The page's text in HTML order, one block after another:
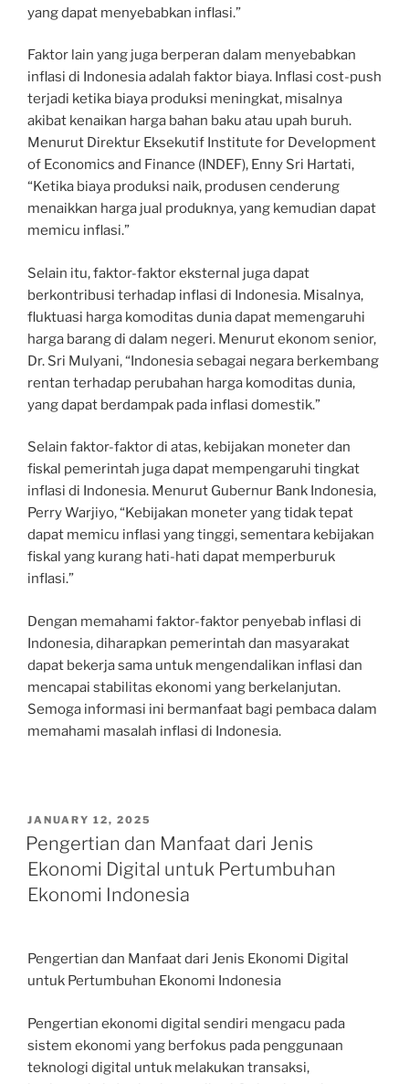
yang dapat menyebabkan inflasi.”
Faktor lain yang juga berperan dalam menyebabkan
inflasi di Indonesia adalah faktor biaya. Inflasi cost-push
terjadi ketika biaya produksi meningkat, misalnya
akibat kenaikan harga bahan baku atau upah buruh.
Menurut Direktur Eksekutif Institute for Development
of Economics and Finance (INDEF), Enny Sri Hartati,
“Ketika biaya produksi naik, produsen cenderung
menaikkan harga jual produknya, yang kemudian dapat
memicu inflasi.”
Selain itu, faktor-faktor eksternal juga dapat
berkontribusi terhadap inflasi di Indonesia. Misalnya,
fluktuasi harga komoditas dunia dapat memengaruhi
harga barang di dalam negeri. Menurut ekonom senior,
Dr. Sri Mulyani, “Indonesia sebagai negara berkembang
rentan terhadap perubahan harga komoditas dunia,
yang dapat berdampak pada inflasi domestik.”
Selain faktor-faktor di atas, kebijakan moneter dan
fiskal pemerintah juga dapat mempengaruhi tingkat
inflasi di Indonesia. Menurut Gubernur Bank Indonesia,
Perry Warjiyo, “Kebijakan moneter yang tidak tepat
dapat memicu inflasi yang tinggi, sementara kebijakan
fiskal yang kurang hati-hati dapat memperburuk
inflasi.”
Dengan memahami faktor-faktor penyebab inflasi di
Indonesia, diharapkan pemerintah dan masyarakat
dapat bekerja sama untuk mengendalikan inflasi dan
mencapai stabilitas ekonomi yang berkelanjutan.
Semoga informasi ini bermanfaat bagi pembaca dalam
memahami masalah inflasi di Indonesia.
POSTED
ON
JANUARY 12, 2025
Pengertian dan Manfaat dari Jenis
Ekonomi Digital untuk Pertumbuhan
Ekonomi Indonesia
Pengertian dan Manfaat dari Jenis Ekonomi Digital
untuk Pertumbuhan Ekonomi Indonesia
Pengertian ekonomi digital sendiri mengacu pada
sistem ekonomi yang berfokus pada penggunaan
teknologi digital untuk melakukan transaksi,